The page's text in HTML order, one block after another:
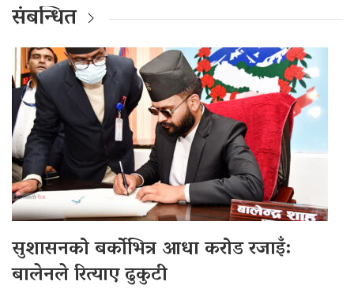
संबन्धित
सुशासनको बर्कोभित्र आधा करोड रजाइँ:
बालेनले रित्याए ढुकुटी